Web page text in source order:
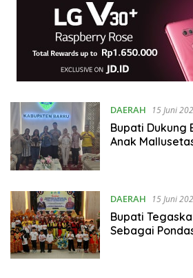
DAERAH 15 Juni
Bupati Dukung
Anak
DAERAH 15 Juni
Bupati
Sebagai